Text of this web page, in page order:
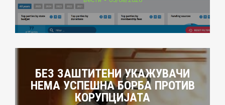
БЕЗ ЗАШТИТЕНИ УКАЖУВАЧИ
НЕМА УСПЕШНА БОРБА ПРОТИВ
КОРУПЦИЈАТА